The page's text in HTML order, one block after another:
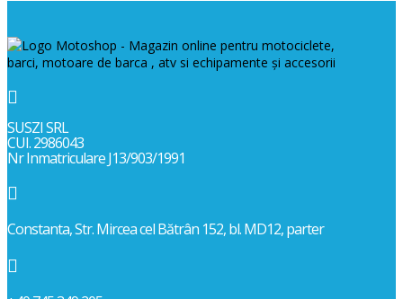

SUSZI SRL
CUI. 2986043
Nr Inmatriculare J13/903/1991

Constanta, Str. Mircea cel Bătrân 152, bl. MD12, parter
